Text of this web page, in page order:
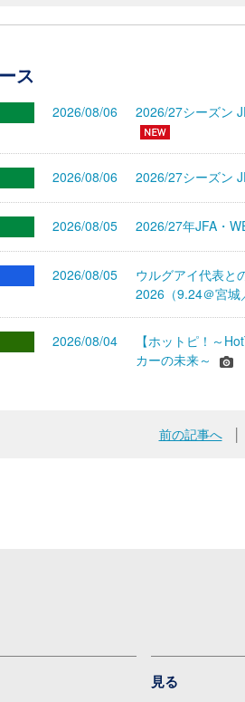
ス
2026/08/06 2026/27シーズン
2026/08/06 2026/27シーズン
2026/08/05 2026/27年JFA・
2026/08/05
ウルグアイ代表と
2026（9.24＠宮城
2026/08/04
【ホットピ！～
カーの未来～
前の記事へ│
見る